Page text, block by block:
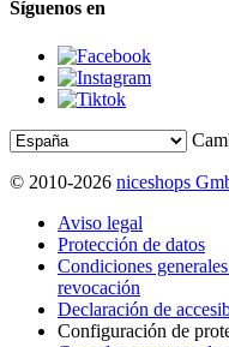
Síguenos en
© 2010-2026 niceshops
Aviso legal
Protección de datos
Condiciones
revocación
Declaración de
Configuración de